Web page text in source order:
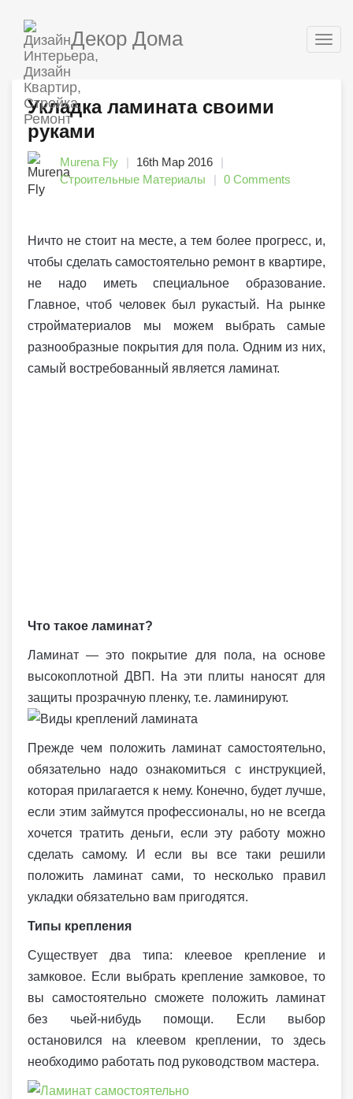
Декор Дома
Укладка ламината своими
руками
Murena Fly
16th Мар 2016
Строительные Материалы
0 Comments
Ничто не стоит на месте, а тем более прогресс, и,
чтобы сделать самостоятельно ремонт в квартире,
не надо иметь специальное образование.
Главное, чтоб человек был рукастый. На рынке
стройматериалов мы можем выбрать самые
разнообразные покрытия для пола. Одним из них,
самый востребованный является ламинат.
Что такое ламинат?
Ламинат — это покрытие для пола, на основе
высокоплотной ДВП. На эти плиты наносят для
защиты прозрачную пленку, т.е. ламинируют.
Прежде чем положить ламинат самостоятельно,
обязательно надо ознакомиться с инструкцией,
которая прилагается к нему. Конечно, будет лучше,
если этим займутся профессионалы, но не всегда
хочется тратить деньги, если эту работу можно
сделать самому. И если вы все таки решили
положить ламинат сами, то несколько правил
укладки обязательно вам пригодятся.
Типы крепления
Существует два типа: клеевое крепление и
замковое. Если выбрать крепление замковое, то
вы самостоятельно сможете положить ламинат
без чьей-нибудь помощи. Если выбор
остановился на клеевом креплении, то здесь
необходимо работать под руководством мастера.